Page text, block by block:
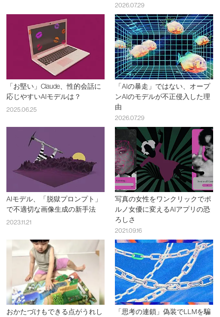
2026.07.29
「お堅い」Claude、性的会話に
応じやすいAIモデルは？
2025.06.25
「AIの暴走」ではない、オープ
ンAIのモデルが不正侵入した理
由
2026.07.29
AIモデル、「脱獄プロンプト」
で不適切な画像生成の新手法
2023.11.21
写真の女性をワンクリックでポ
ルノ女優に変えるAIアプリの恐
ろしさ
2021.09.16
おかたづけもできる点がうれし
「思考の連鎖」偽装でLLMを騙